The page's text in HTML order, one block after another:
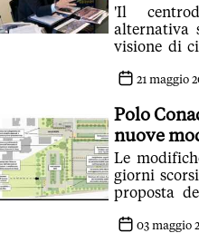
'Il
alternativa
visione di
concretezza'
21 maggio
Polo
nuove
Le
giorni
proposta
03 maggio